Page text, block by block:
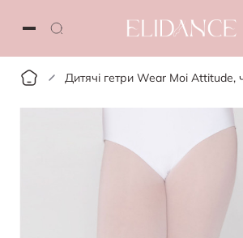
Дитячі гетри Wear Moi Attitude,